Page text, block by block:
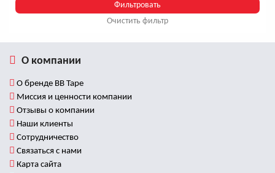
Очистить фильтр
О компании
О бренде BB Tape
Миссия и ценности компании
Отзывы о компании
Наши клиенты
Сотрудничество
Связаться с нами
Карта сайта